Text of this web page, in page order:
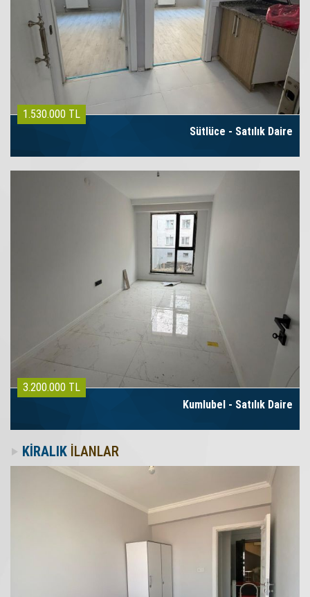
1.530.000 TL
Sütlüce - Satılık Daire
3.200.000 TL
Kumlubel - Satılık Daire
KİRALIK İLANLAR